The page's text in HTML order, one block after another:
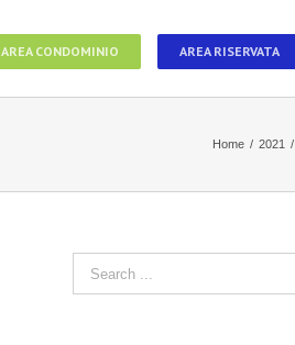
AREA CONDOMINIO AREA RISERVATA
Home / 2021 /